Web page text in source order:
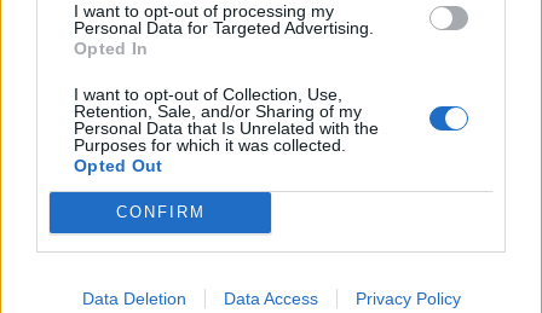
I want to opt-out of processing my
Personal Data for Targeted Advertising.
Opted In
I want to opt-out of Collection, Use,
Retention, Sale, and/or Sharing of my
Personal Data that Is Unrelated with the
Purposes for which it was collected.
Opted Out
CONFIRM
Data Deletion Data Access Privacy Policy
A segnoKuckaper ilGrifone.
Redazione Fantacalcio.it